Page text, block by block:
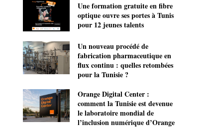
Une formation gratuite en fibre
optique ouvre ses portes à Tunis
pour 12 jeunes talents
Un nouveau procédé de
fabrication pharmaceutique en
flux continu : quelles retombées
pour la Tunisie ?
Orange Digital Center :
comment la Tunisie est devenue
le laboratoire mondial de
l’inclusion numérique d’Orange